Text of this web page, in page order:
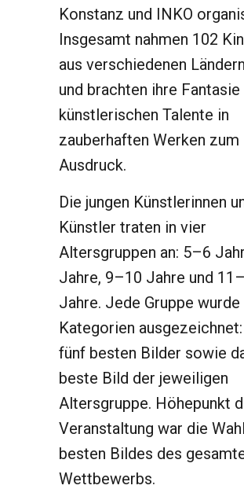
Konstanz und INKO
Insgesamt nahmen 102
aus verschiedenen
und brachten ihre
künstlerischen Talente in
zauberhaften Werken zum
Ausdruck.
Die jungen Künstlerinnen
Künstler traten in vier
Altersgruppen an: 5–6
Jahre, 9–10 Jahre und
Jahre. Jede Gruppe
Kategorien
fünf besten Bilder sowie
beste Bild der jeweiligen
Altersgruppe. Höhepunkt
Veranstaltung war die
besten Bildes des
Wettbewerbs.